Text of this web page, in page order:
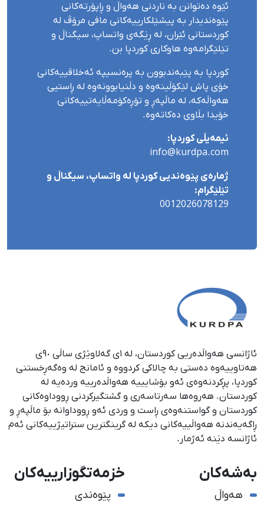
ئێوە دەتوانن بە ناردنی هەواڵ و ڕاپۆرتەکانی
پێوەندیدار بە پیشێلکارییەکانی مافی مرۆڤ لە
کوردستانی ئێران، لە ڕێگەی واتساپ، سیگناڵ و
تێلێگرامەوە هاوکاری کوردپا بن.
کوردپا بە پێبەندبوون بە پرەنسیپە ئەخلاقییەکانی
خۆی پاش لێکۆڵینەوە و دڵنیابوونەوە لە ڕاستیی
هەواڵەکە، لە ماڵپەڕ و تۆڕەکۆمەڵایەتییەکانی
خۆیدا بڵاوی دەکاتەوە.
ئیمەیڵی کوردپا:
info@kurdpa.com
ژمارەی پێوەندیی کوردپا لە واتساپ، سیگناڵ و
تێلێگرام:
0012026078129
ئاژانسی هەواڵدەریی کوردستان، لە ١ی گەلاوێژی ساڵی ٩٠ی
هەتاوییەوە دەستی بە چالاکی کردووە و ئامانج لە وەگەڕخستنی
كوردپا، پڕكردنەوەی ئەو بۆشایییە هەواڵدەرییە وردەیە لە
كوردستان. هەروەها سەرتاسەری و گشتگیركردنی ڕووداوەكانی
كوردستان و گواستنەوەی ڕاست و وردی ئەو ڕووداوانە بۆ ماڵپەڕ و
ڕاگەیەندنە هەواڵییەكانی دیكە لە گرینگترین ستراتیژییەكانی ئەم
ئاژانسە دێنە ئەژمار.
بەشەکان
هەواڵ
خزمەتگوزارییەکان
پێوەندی